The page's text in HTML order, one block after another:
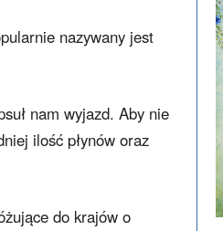
nazywany jest
nam wyjazd. Aby nie
ilość płynów oraz
do krajów o